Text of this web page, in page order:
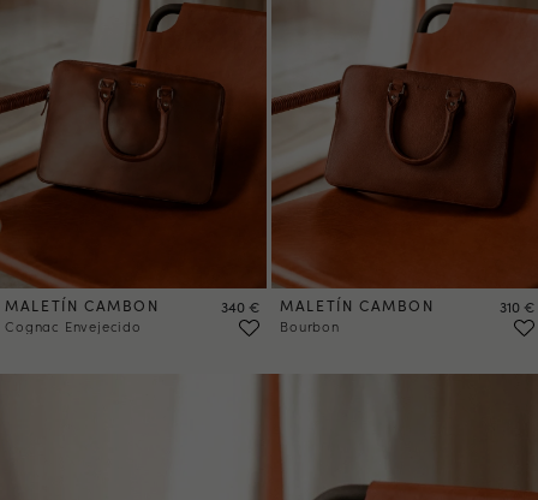
MALETÍN CAMBON
Cognac Envejecido
Precio
340 € MALETÍN CAMBON
Bourbon
Precio
310 €